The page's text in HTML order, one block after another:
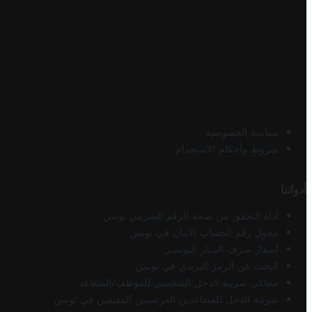
سياسة الخصوصية
شروط وأحكام الاستخدام
أدواتنا
أداة التحقق من صحة الرقم الضريبي تونس
محول رقم الحساب الآيبان في تونس
أسعار صرف الدينار التونسي
البحث عن الرمز البريدي في تونس
محاكي ضريبة الدخل الشخصي للموظف/المتقاعد
ضريبة الدخل للمتقاعدين الفرنسيين المقيمين في تونس